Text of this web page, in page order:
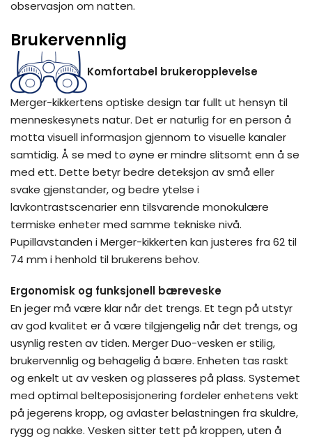
observasjon om natten.
Brukervennlig
Komfortabel brukeropplevelse
Merger-kikkertens optiske design tar fullt ut hensyn til
menneskesynets natur. Det er naturlig for en person å
motta visuell informasjon gjennom to visuelle kanaler
samtidig. Å se med to øyne er mindre slitsomt enn å se
med ett. Dette betyr bedre deteksjon av små eller
svake gjenstander, og bedre ytelse i
lavkontrastscenarier enn tilsvarende monokulære
termiske enheter med samme tekniske nivå.
Pupillavstanden i Merger-kikkerten kan justeres fra 62 til
74 mm i henhold til brukerens behov.
Ergonomisk og funksjonell bæreveske
En jeger må være klar når det trengs. Et tegn på utstyr
av god kvalitet er å være tilgjengelig når det trengs, og
usynlig resten av tiden. Merger Duo-vesken er stilig,
brukervennlig og behagelig å bære. Enheten tas raskt
og enkelt ut av vesken og plasseres på plass. Systemet
med optimal belteposisjonering fordeler enhetens vekt
på jegerens kropp, og avlaster belastningen fra skuldre,
rygg og nakke. Vesken sitter tett på kroppen, uten å